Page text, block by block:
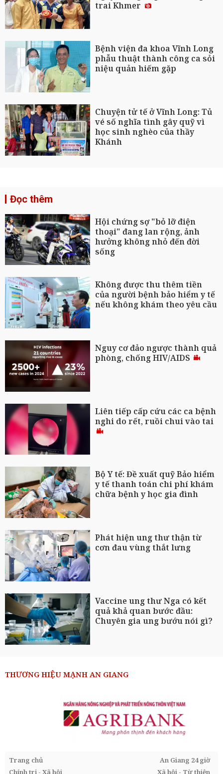
trai Khmer
Bệnh viện đa khoa Vĩnh Long
phẫu thuật thành công ca sỏi
niệu quản hiếm gặp
Chuyện tử tế ở Vĩnh Long: Tủ
vé số nghĩa tình gây quỹ vì
học sinh nghèo của thầy
Khánh
Đọc thêm
Hội chứng sợ "bỏ lỡ điện
thoại" đang lan rộng, ảnh
hưởng không nhỏ đến đời
sống
Không được thu thêm tiền
của người bệnh bảo hiểm y tế
nếu không khám theo yêu cầu
Nguy cơ đảo ngược thành quả
phòng, chống HIV/AIDS
Liên tiếp cấp cứu các ca bệnh
nghi do rết, ruồi chui vào tai
Bộ Y tế: Đề xuất quỹ Bảo hiểm
y tế thanh toán chi phí khám
chữa bệnh y học gia đình
Phát hiện ung thư thận từ
cơn đau vùng thắt lưng
Vaccine ung thư Nga có kết
quả khả quan bước đầu:
Chuyên gia ung bướu nói gì?
THƯƠNG HIỆU MẠNH AN GIANG
Trang chủ
An Giang 24 giờ
Chính trị - Xã hội
Xã hội - Từ thiện